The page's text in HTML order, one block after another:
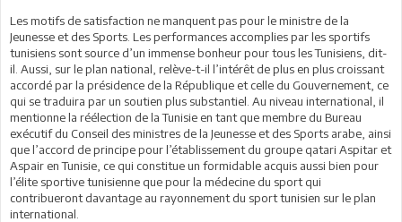
Les motifs de satisfaction ne manquent pas pour le ministre de la
Jeunesse et des Sports. Les performances accomplies par les sportifs
tunisiens sont source d’un immense bonheur pour tous les Tunisiens, dit-
il. Aussi, sur le plan national, relève-t-il l’intérêt de plus en plus croissant
accordé par la présidence de la République et celle du Gouvernement, ce
qui se traduira par un soutien plus substantiel. Au niveau international, il
mentionne la réélection de la Tunisie en tant que membre du Bureau
exécutif du Conseil des ministres de la Jeunesse et des Sports arabe, ainsi
que l’accord de principe pour l’établissement du groupe qatari Aspitar et
Aspair en Tunisie, ce qui constitue un formidable acquis aussi bien pour
l’élite sportive tunisienne que pour la médecine du sport qui
contribueront davantage au rayonnement du sport tunisien sur le plan
international.